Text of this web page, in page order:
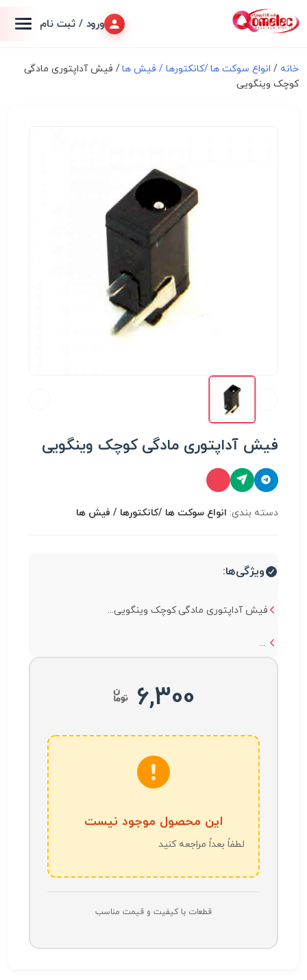
ورود / ثبت نام
خانه / انواع سوكت ها /کانکتورها / فیش ها/ فیش آداپتوری مادگی
کوچک وینگویی
فیش آداپتوری مادگی کوچک وینگویی
دسته بندی: انواع سوكت ها /کانکتورها / فیش ها
ویژگی‌ها:
فیش آداپتوری مادگی کوچک وینگویی...
...
6,300
این محصول موجود نیست
لطفاً بعداً مراجعه کنید
قطعات با کیفیت و قیمت مناسب